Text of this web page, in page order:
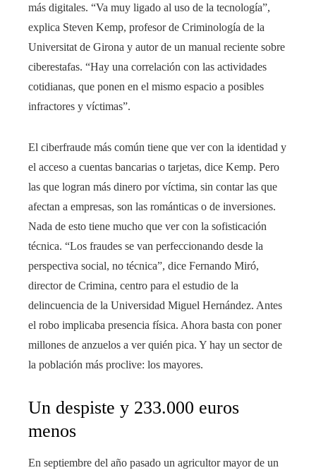
más digitales. “Va muy ligado al uso de la tecnología”,
explica Steven Kemp, profesor de Criminología de la
Universitat de Girona y autor de un manual reciente sobre
ciberestafas. “Hay una correlación con las actividades
cotidianas, que ponen en el mismo espacio a posibles
infractores y víctimas”.
El ciberfraude más común tiene que ver con la identidad y
el acceso a cuentas bancarias o tarjetas, dice Kemp. Pero
las que logran más dinero por víctima, sin contar las que
afectan a empresas, son las románticas o de inversiones.
Nada de esto tiene mucho que ver con la sofisticación
técnica. “Los fraudes se van perfeccionando desde la
perspectiva social, no técnica”, dice Fernando Miró,
director de Crimina, centro para el estudio de la
delincuencia de la Universidad Miguel Hernández. Antes
el robo implicaba presencia física. Ahora basta con poner
millones de anzuelos a ver quién pica. Y hay un sector de
la población más proclive: los mayores.
Un despiste y 233.000 euros
menos
En septiembre del año pasado un agricultor mayor de un